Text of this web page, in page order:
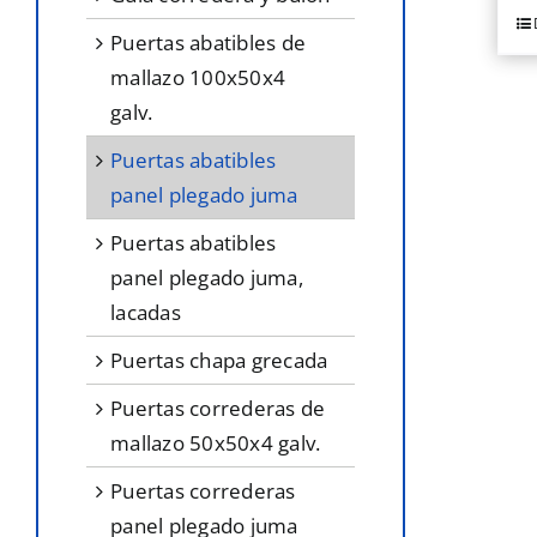
puertas abatibles de
mallazo 100x50x4
galv.
puertas abatibles
panel plegado juma
puertas abatibles
panel plegado juma,
lacadas
puertas chapa grecada
puertas correderas de
mallazo 50x50x4 galv.
puertas correderas
panel plegado juma